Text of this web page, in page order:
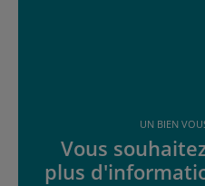
UN BIEN
Vous
plus